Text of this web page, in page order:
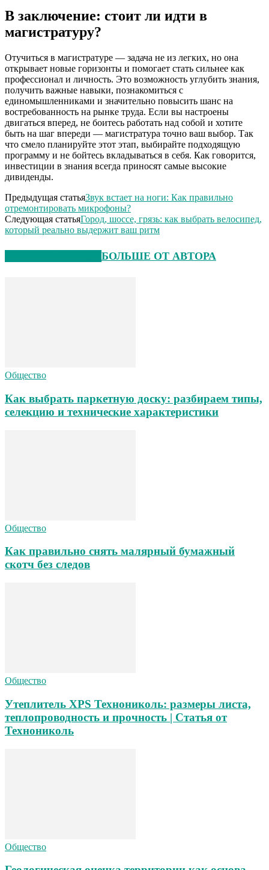
В заключение: стоит ли идти в
магистратуру?
Отучиться в магистратуре — задача не из легких, но она
открывает новые горизонты и помогает стать сильнее как
профессионал и личность. Это возможность углубить знания,
получить важные навыки, познакомиться с
единомышленниками и значительно повысить шанс на
востребованность на рынке труда. Если вы настроены
двигаться вперед, не боитесь работать над собой и хотите
быть на шаг впереди — магистратура точно ваш выбор. Так
что смело планируйте этот этап, выбирайте подходящую
программу и не бойтесь вкладываться в себя. Как говорится,
инвестиции в знания всегда приносят самые высокие
дивиденды.
Предыдущая статьяЗвук встает на ноги: Как правильно
отремонтировать микрофоны?
Следующая статьяГород, шоссе, грязь: как выбрать велосипед,
который реально выдержит ваш ритм
БОЛЬШЕ ОТ АВТОРА
Общество
Как выбрать паркетную доску: разбираем типы,
селекцию и технические характеристики
Общество
Как правильно снять малярный бумажный
скотч без следов
Общество
Утеплитель XPS Технониколь: размеры листа,
теплопроводность и прочность | Статья от
Технониколь
Общество